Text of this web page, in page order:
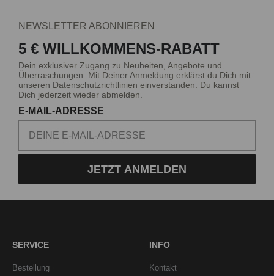
NEWSLETTER ABONNIEREN
5 € WILLKOMMENS-RABATT
Dein exklusiver Zugang zu Neuheiten, Angebote und
Überraschungen. Mit Deiner Anmeldung erklärst du Dich mit
unseren Datenschutzrichtlinien einverstanden. Du kannst
Dich jederzeit wieder abmelden.
E-MAIL-ADRESSE
JETZT ANMELDEN
SERVICE
Bestellung
INFO
Kontakt